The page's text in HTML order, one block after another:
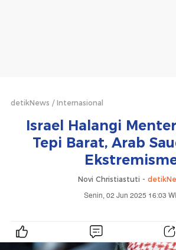
detikNews Internasional
Israel Halangi
Tepi Barat, Arab
Novi Christiastuti -
Senin, 02 Jun 2025 16:03